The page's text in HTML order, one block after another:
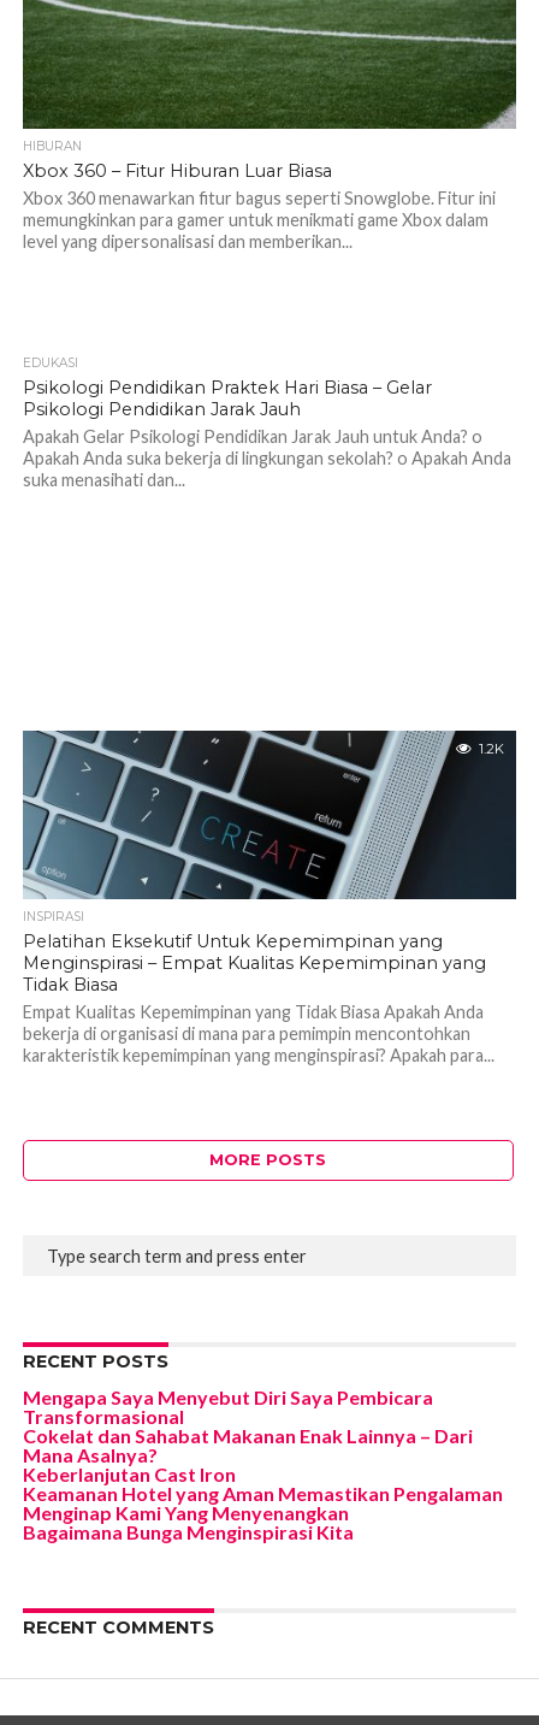
HIBURAN
Xbox 360 – Fitur Hiburan Luar Biasa
Xbox 360 menawarkan fitur bagus seperti Snowglobe. Fitur ini
memungkinkan para gamer untuk menikmati game Xbox dalam
level yang dipersonalisasi dan memberikan...
EDUKASI
Psikologi Pendidikan Praktek Hari Biasa – Gelar
Psikologi Pendidikan Jarak Jauh
Apakah Gelar Psikologi Pendidikan Jarak Jauh untuk Anda? o
Apakah Anda suka bekerja di lingkungan sekolah? o Apakah Anda
suka menasihati dan...
1.2K
INSPIRASI
Pelatihan Eksekutif Untuk Kepemimpinan yang
Menginspirasi – Empat Kualitas Kepemimpinan yang
Tidak Biasa
Empat Kualitas Kepemimpinan yang Tidak Biasa Apakah Anda
bekerja di organisasi di mana para pemimpin mencontohkan
karakteristik kepemimpinan yang menginspirasi? Apakah para...
MORE POSTS
RECENT POSTS
Mengapa Saya Menyebut Diri Saya Pembicara
Transformasional
Cokelat dan Sahabat Makanan Enak Lainnya – Dari
Mana Asalnya?
Keberlanjutan Cast Iron
Keamanan Hotel yang Aman Memastikan Pengalaman
Menginap Kami Yang Menyenangkan
Bagaimana Bunga Menginspirasi Kita
RECENT COMMENTS